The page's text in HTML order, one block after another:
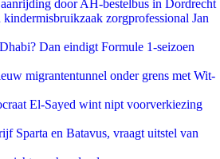
door AH-bestelbus in Dordrecht
zorgprofessional Jan
Dan eindigt Formule 1-seizoen
migrantentunnel onder grens met Wit-
El-Sayed wint nipt voorverkiezing
Sparta en Batavus, vraagt uitstel van